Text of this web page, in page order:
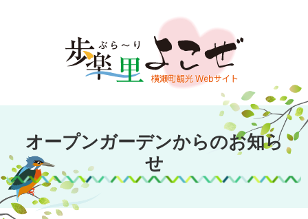
文
キ
プ
オープンガーデン
横瀬
オープンガーデンからのお知ら
せ